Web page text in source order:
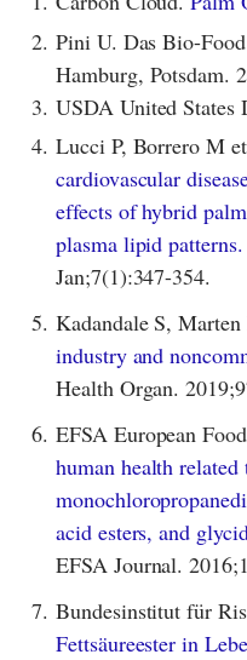
2. Pini U. Das Bio-
Hamburg, Potsdam.
3. USDA United States
4. Lucci P, Borrero M
cardiovascular
effects of hybrid
plasma lipid patterns.
Jan;7(1):347-354.
5. Kadandale S,
industry and
Health Organ.
6. EFSA European
human health
acid esters, and
EFSA Journal.
7. Bundesinstitut für
Fettsäureester in